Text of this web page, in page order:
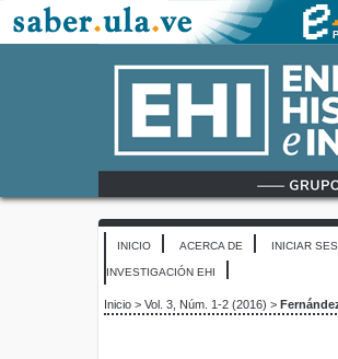
INICIO ACERCA DE INICIAR
INVESTIGACIÓN EHI
Inicio > Vol. 3, Núm. 1-2 (2016) >